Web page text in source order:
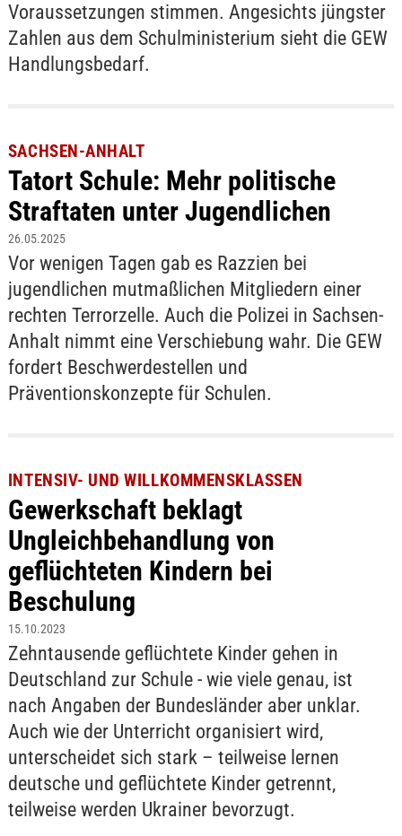
Voraussetzungen stimmen. Angesichts jüngster
Zahlen aus dem Schulministerium sieht die GEW
Handlungsbedarf.
SACHSEN-ANHALT
Tatort Schule: Mehr politische
Straftaten unter Jugendlichen
26.05.2025
Vor wenigen Tagen gab es Razzien bei
jugendlichen mutmaßlichen Mitgliedern einer
rechten Terrorzelle. Auch die Polizei in Sachsen-
Anhalt nimmt eine Verschiebung wahr. Die GEW
fordert Beschwerdestellen und
Präventionskonzepte für Schulen.
INTENSIV- UND WILLKOMMENSKLASSEN
Gewerkschaft beklagt
Ungleichbehandlung von
geflüchteten Kindern bei
Beschulung
15.10.2023
Zehntausende geflüchtete Kinder gehen in
Deutschland zur Schule - wie viele genau, ist
nach Angaben der Bundesländer aber unklar.
Auch wie der Unterricht organisiert wird,
unterscheidet sich stark – teilweise lernen
deutsche und geflüchtete Kinder getrennt,
teilweise werden Ukrainer bevorzugt.